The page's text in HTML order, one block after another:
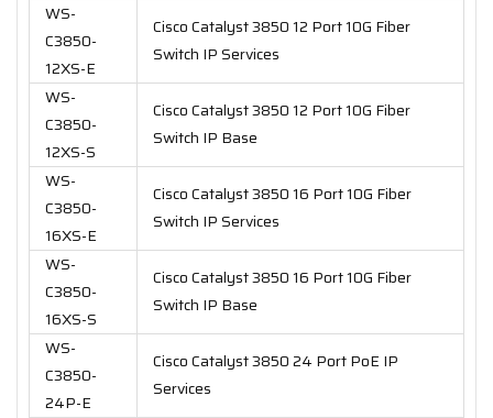
WS-
C3850-
12XS-E
Cisco Catalyst 3850 12 Port 10G Fiber
Switch IP Services
WS-
C3850-
12XS-S
Cisco Catalyst 3850 12 Port 10G Fiber
Switch IP Base
WS-
C3850-
16XS-E
Cisco Catalyst 3850 16 Port 10G Fiber
Switch IP Services
WS-
C3850-
16XS-S
Cisco Catalyst 3850 16 Port 10G Fiber
Switch IP Base
WS-
C3850-
24P-E
Cisco Catalyst 3850 24 Port PoE IP
Services